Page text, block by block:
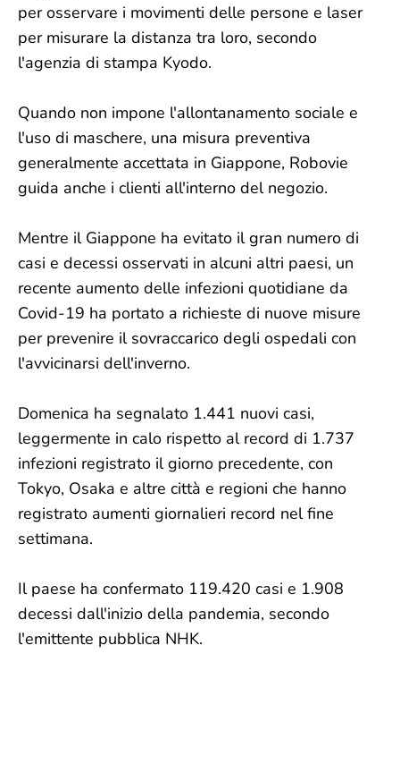
per osservare i movimenti delle persone e laser
per misurare la distanza tra loro, secondo
l'agenzia di stampa Kyodo.
Quando non impone l'allontanamento sociale e
l'uso di maschere, una misura preventiva
generalmente accettata in Giappone, Robovie
guida anche i clienti all'interno del negozio.
Mentre il Giappone ha evitato il gran numero di
casi e decessi osservati in alcuni altri paesi, un
recente aumento delle infezioni quotidiane da
Covid-19 ha portato a richieste di nuove misure
per prevenire il sovraccarico degli ospedali con
l'avvicinarsi dell'inverno.
Domenica ha segnalato 1.441 nuovi casi,
leggermente in calo rispetto al record di 1.737
infezioni registrato il giorno precedente, con
Tokyo, Osaka e altre città e regioni che hanno
registrato aumenti giornalieri record nel fine
settimana.
Il paese ha confermato 119.420 casi e 1.908
decessi dall'inizio della pandemia, secondo
l'emittente pubblica NHK.